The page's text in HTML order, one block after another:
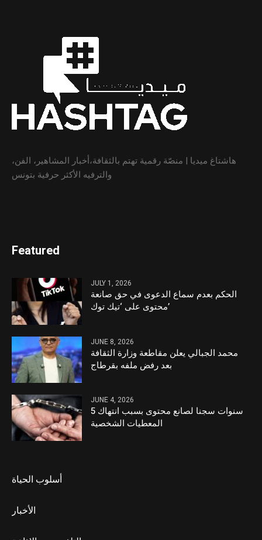
هاشتاغ ميديا | منصّة رقمية تهتم بالثقافة،أخبار المشاهير، الفن،
والترفيه الأكثر حرفية بتونس
Featured
JULY 1, 2026
الحكم بعدم سماع الدعوى في حق صانعة
محتوى على ‘تيك توك’
JUNE 8, 2026
محمد الجبالي يعلن مقاطعة وزارة الثقافة
بعد رفض ملفه بقرطاج
JUNE 4, 2026
5 سنوات سجنا لصانع محتوى بسبب انتهاك
المعطيات الشخصية
أسلوب الحياة
الأخبار